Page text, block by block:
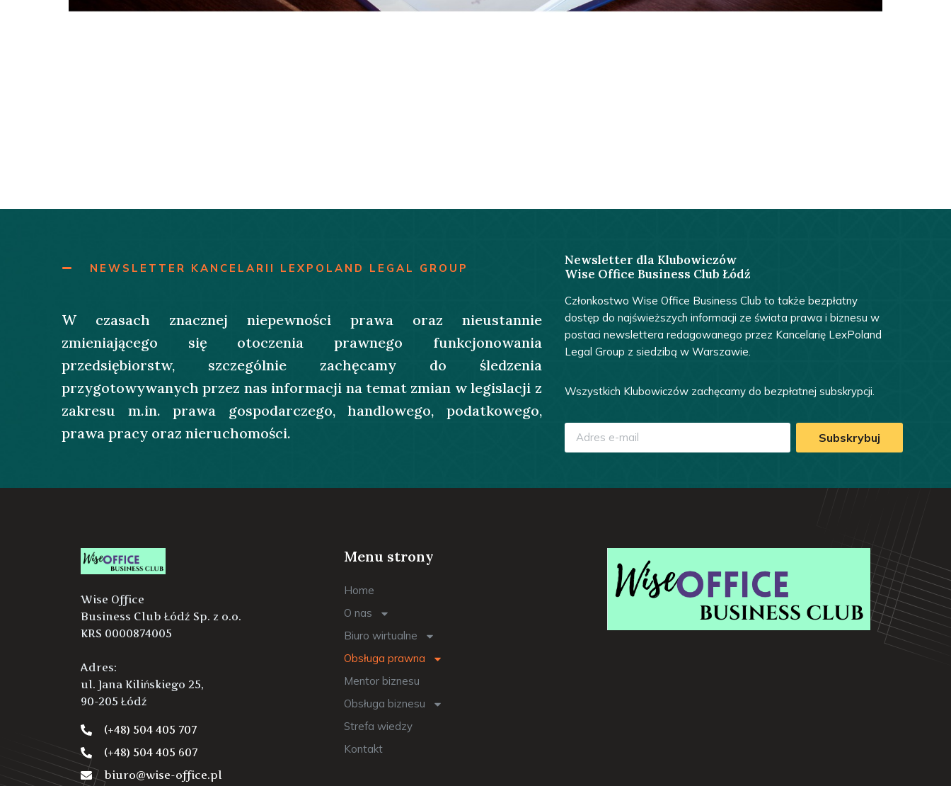
NEWSLETTER KANCELARII LEXPOLAND LEGAL GROUP
W czasach znacznej niepewności prawa oraz nieustannie
zmieniającego się otoczenia prawnego funkcjonowania
przedsiębiorstw, szczególnie zachęcamy do śledzenia
przygotowywanych przez nas informacji na temat zmian w legislacji z
zakresu m.in. prawa gospodarczego, handlowego, podatkowego,
prawa pracy oraz nieruchomości.
Newsletter dla Klubowiczów
Wise Office Business Club Łódź
Członkostwo Wise Office Business Club to także bezpłatny
dostęp do najświeższych informacji ze świata prawa i biznesu w
postaci newslettera redagowanego przez Kancelarię LexPoland
Legal Group z siedzibą w Warszawie.
Wszystkich Klubowiczów zachęcamy do bezpłatnej subskrypcji.
Subskrybuj
Wise Office
Business Club Łódź Sp. z o.o.
KRS 0000874005
Adres:
ul. Jana Kilińskiego 25,
90-205 Łódź
(+48) 504 405 707
(+48) 504 405 607
biuro@wise-office.pl
Menu strony
Home
O nas
Biuro wirtualne
Obsługa prawna
Mentor biznesu
Obsługa biznesu
Strefa wiedzy
Kontakt